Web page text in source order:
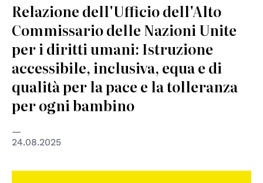
Relazione dell'Ufficio dell'Alto
Commissario delle Nazioni Unite
per i diritti umani: Istruzione
accessibile, inclusiva, equa e di
qualità per la pace e la tolleranza
per ogni bambino
24.08.2025